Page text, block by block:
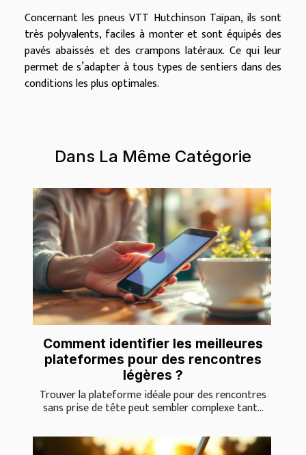
Concernant les pneus VTT Hutchinson Taïpan, ils sont
très polyvalents, faciles à monter et sont équipés des
pavés abaissés et des crampons latéraux. Ce qui leur
permet de s’adapter à tous types de sentiers dans des
conditions les plus optimales.
Dans La Même Catégorie
Comment identifier les meilleures
plateformes pour des rencontres
légères ?
Trouver la plateforme idéale pour des rencontres
sans prise de tête peut sembler complexe tant...